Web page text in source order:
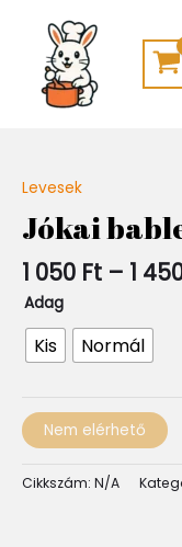
content
Levesek
Jókai
1 050 Ft – 1
Adag
Kis Normál
Nem elérhető
Cikkszám: N/A